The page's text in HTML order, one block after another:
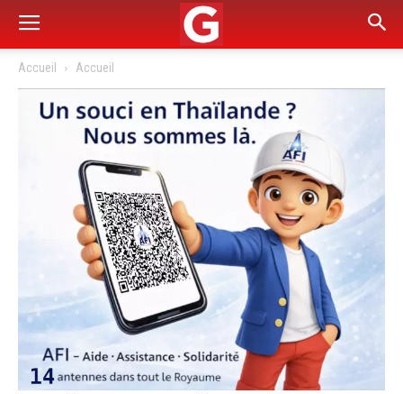
Accueil Accueil